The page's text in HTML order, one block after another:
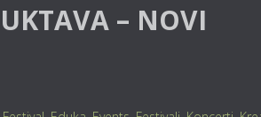
– NOVI